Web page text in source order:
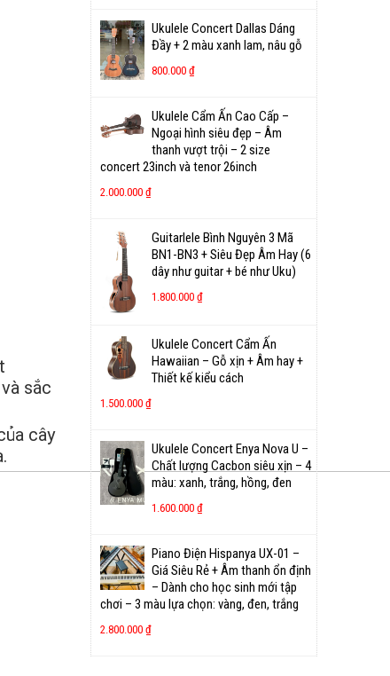
sắc
cây
Ukulele Concert Dallas Dáng
Đầy + 2 màu xanh lam, nâu gỗ
800.000 ₫
Ukulele Cẩm Ấn Cao Cấp –
Ngoại hình siêu đẹp – Âm
thanh vượt trội – 2 size
concert 23inch và tenor 26inch
2.000.000 ₫
Guitarlele Bình Nguyên 3 Mã
BN1-BN3 + Siêu Đẹp Âm Hay (6
dây như guitar + bé như Uku)
1.800.000 ₫
Ukulele Concert Cẩm Ấn
Hawaiian – Gỗ xịn + Âm hay +
Thiết kế kiểu cách
1.500.000 ₫
Ukulele Concert Enya Nova U –
Chất lượng Cacbon siêu xịn – 4
màu: xanh, trắng, hồng, đen
1.600.000 ₫
Piano Điện Hispanya UX-01 –
Giá Siêu Rẻ + Âm thanh ổn định
– Dành cho học sinh mới tập
chơi – 3 màu lựa chọn: vàng, đen, trắng
2.800.000 ₫